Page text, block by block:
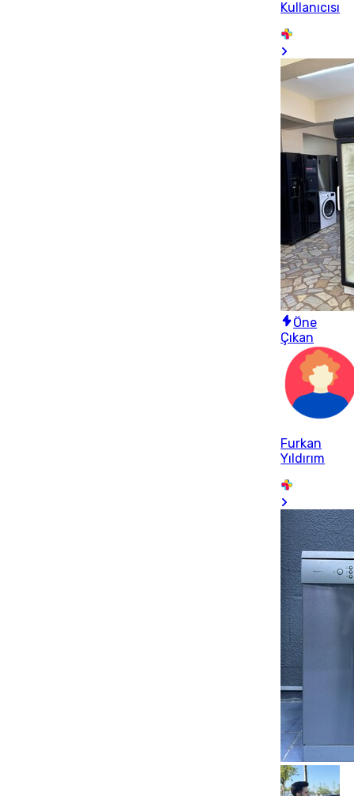
Kullanıcısı
Öne
Çıkan
Furkan
Yıldırım